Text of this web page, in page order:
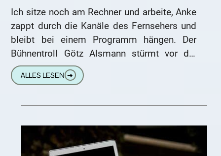
Ich sitze noch am Rechner und arbeite, Anke
zappt durch die Kanäle des Fernsehers und
bleibt bei einem Programm hängen. Der
Bühnentroll Götz Alsmann stürmt vor die
Kamera und begrüßt
ALLES LESEN ➔